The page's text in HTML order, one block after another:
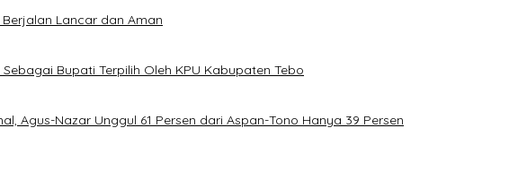
Lancar dan Aman
Bupati Terpilih Oleh KPU Kabupaten Tebo
Agus-Nazar Unggul 61 Persen dari Aspan-Tono Hanya 39 Persen